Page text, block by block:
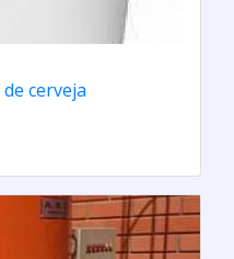
cerveja